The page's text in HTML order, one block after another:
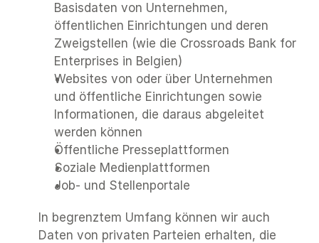
Basisdaten von Unternehmen,
öffentlichen Einrichtungen und deren
Zweigstellen (wie die Crossroads Bank for
Enterprises in Belgien)
Websites von oder über Unternehmen
und öffentliche Einrichtungen sowie
Informationen, die daraus abgeleitet
werden können
Öffentliche Presseplattformen
Soziale Medienplattformen
Job- und Stellenportale
In begrenztem Umfang können wir auch
Daten von privaten Parteien erhalten, die